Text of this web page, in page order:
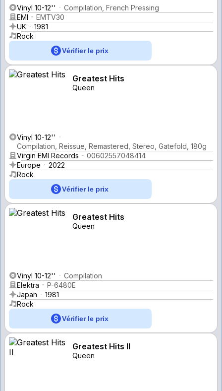
Vinyl 10-12''
Compilation, French Pressing
EMI
EMTV30
UK
1981
Rock
Vérifier le prix
Greatest Hits
Queen
Vinyl 10-12''
Compilation, Reissue, Remastered, Stereo, Gatefold, 180g
Virgin EMI Records
00602557048414
Europe
2022
Rock
Vérifier le prix
Greatest Hits
Queen
Vinyl 10-12''
Compilation
Elektra
P-6480E
Japan
1981
Rock
Vérifier le prix
Greatest Hits II
Queen